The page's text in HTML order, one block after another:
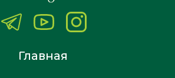
Главная